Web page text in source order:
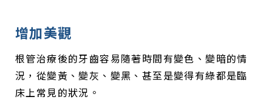
增加美觀
根管治療後的牙齒容易隨著時間有變色、變暗的情
況，從變黃、變灰、變黑、甚至是變得有綠都是臨
床上常見的狀況。